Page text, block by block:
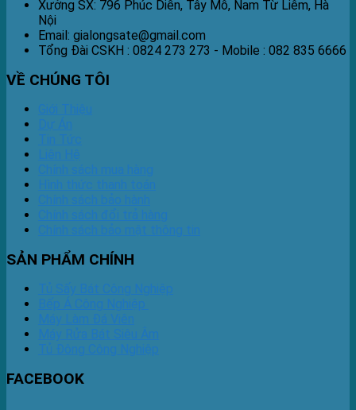
Xưởng SX: 796 Phúc Diễn, Tây Mỗ, Nam Từ Liêm, Hà
Nội
Email: gialongsate@gmail.com
Tổng Đài CSKH : 0824 273 273 - Mobile : 082 835 6666
VỀ CHÚNG TÔI
Giới Thiệu
Dự Án
Tin Tức
Liên Hệ
Chính sách mua hàng
Hình thức thanh toán
Chính sách bảo hành
Chính sách đổi trả hàng
Chính sách bảo mật thông tin
SẢN PHẨM CHÍNH
Tủ Sấy Bát Công Nghiệp
Bếp Á Công Nghiệp
Máy Làm Đá Viên
Máy Rửa Bát Siêu Âm
Tủ Đông Công Nghiệp
FACEBOOK